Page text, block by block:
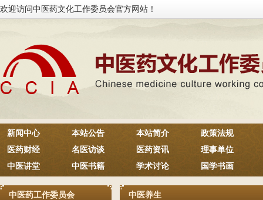
欢迎访问中医药文化工作委员会官方网站！
新闻中心 本站公告 本站简介
政策法规
医药财经
名医访谈 医药资讯
理事单位
中医讲堂
中医书籍 学术讨论 国学书画
中医药工作委员会 中医养生